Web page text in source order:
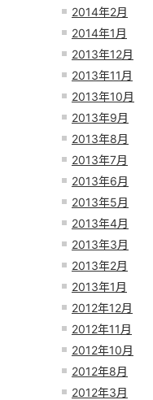
2014年2月
2014年1月
2013年12月
2013年11月
2013年10月
2013年9月
2013年8月
2013年7月
2013年6月
2013年5月
2013年4月
2013年3月
2013年2月
2013年1月
2012年12月
2012年11月
2012年10月
2012年8月
2012年3月